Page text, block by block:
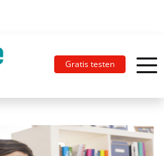
Gratis testen